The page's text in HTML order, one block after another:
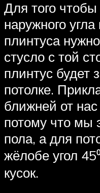
Для того
наружного угла
плинтуса
стусло с той
плинтус будет
потолке.
ближней от
потому что мы
пола, а для
жёлобе угол
кусок.